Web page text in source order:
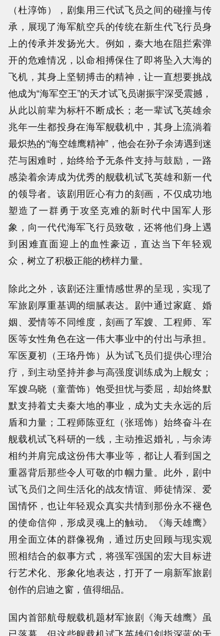
（杜淳饰），剧集用三代试飞员之间的碰撞与传
承，展现了海军航空兵的传统在新生代飞行员身
上的传承并发扬光大。例如，秦大地在阻拦索弹
开的危难情况，以命相搏保住了即将坠入大海的
飞机，其身上坚韧搏击的精神，让一直想要挑战
他成为“海军空王”的天才试飞员谢振宇深受震撼，
从此以前辈为标杆不断成长；老一辈试飞英雄余
兆年一生都投身在海军舰载机中，其身上流淌着
最炽热的“海空雄鹰精神”，他会在孙子余涛遇到迷
茫与困难时，始终给予无条件支持与鼓励，一路
感染着余涛成为优秀的舰载机试飞英雄和新一代
的领导者。该剧用匠心有力的刻画，不仅成功地
塑造了一群勇于攻坚克难的新时代中国军人形
象，向一代代海军飞行员致敬，还将他们身上遇
到困难直面迎上的血性豪迈，直达当下年轻观
众，树立了积极正能的榜样力量。
除此之外，该剧还注重情感世界的呈现，实现了
军旅剧厚重基调的细腻表达。剧中通过家庭、婚
姻、爱情等不同维度，刻画了军嫂、工程师、军
医等女性角色在这一伟大事业中的付出与承担。
军医夏初（王珞丹饰）从为试飞员们提供心理治
疗，到主动坚持并参与高强度训练成为上舰女；
军嫂乌晓（童蕾饰）饱受担忧与委屈，却始终默
默支持着丈夫秦大地的事业，成为丈夫永远的后
盾和力量；工程师陈亚红（张瑶饰）始终奋斗在
舰载机试飞科研的一线，主动推迟婚礼，与余涛
相约并肩完成这份伟大事业等，都让人看到国之
重器背后那些令人可敬的巾帼力量。此外，剧中
试飞员们之间生活化的战友情谊、师徒情深、爱
国情怀，也让年轻观众真实共情到那份永不褪色
的使命信仰，形成灵魂上的触动。《海天雄鹰》
用全面立体的群像视角，通过历史回顾与现实观
照相结合的叙事方式，将强军强国的宏大目标进
行艺术化、形象化地表达，打开了一扇新军旅剧
创作的启迪之窗，值得细品。
国内首部航母舰载机题材军旅剧《海天雄鹰》虽